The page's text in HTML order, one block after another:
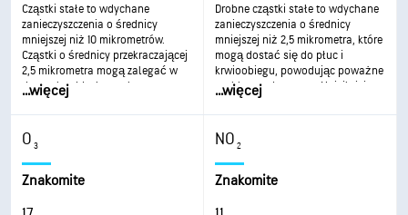
Cząstki stałe to wdychane
zanieczyszczenia o średnicy
mniejszej niż 10 mikrometrów.
Cząstki o średnicy przekraczającej
2,5 mikrometra mogą zalegać w
drogach oddechowych,
powodując problemy ze zdrowiem.
Ekspozycja na nie może
powodować podrażnienie oczu i
gardła, kaszel lub trudności w
oddychaniu oraz zaostrzenie
astmy. Częstsza i długotrwała
poważniejsze skutki dla zdrowia.
...więcej
Drobne cząstki stałe to wdychane
zanieczyszczenia o średnicy
mniejszej niż 2,5 mikrometra, które
mogą dostać się do płuc i
krwioobiegu, powodując poważne
problemy zdrowotne. Najsilniej
oddziałują na płuca i serce.
Ekspozycja może prowadzić do
kaszlu lub trudności w
oddychaniu, zaostrzenia astmy i
rozwoju przewlekłych chorób
układu oddechowego.
...więcej
O3
Znakomite
NO2
Znakomite